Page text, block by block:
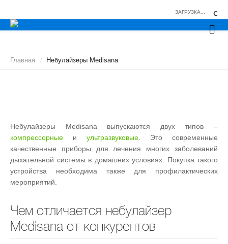
ЗАГРУЗКА...
Главная / Небулайзеры Medisana
Небулайзеры Medisana выпускаются двух типов –
компрессорные и ультразвуковые . Это современные
качественные приборы для лечения многих заболеваний
дыхательной системы в домашних условиях. Покупка такого
устройства необходима также для профилактических
мероприятий.
Чем отличается небулайзер
Medisana от конкурентов